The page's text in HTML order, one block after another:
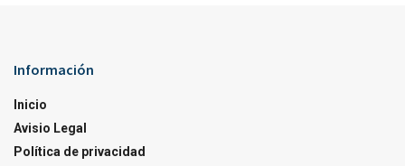
Información
Inicio
Avisio Legal
Política de privacidad